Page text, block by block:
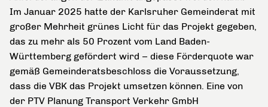
Im Januar 2025 hatte der Karlsruher Gemeinderat mit
großer Mehrheit grünes Licht für das Projekt gegeben,
das zu mehr als 50 Prozent vom Land Baden-
Württemberg gefördert wird – diese Förderquote war
gemäß Gemeinderatsbeschloss die Voraussetzung,
dass die VBK das Projekt umsetzen können. Eine von
der PTV Planung Transport Verkehr GmbH